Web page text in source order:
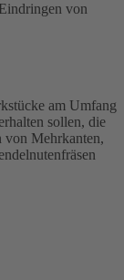
von
am Umfang
sollen, die
von Mehrkanten,